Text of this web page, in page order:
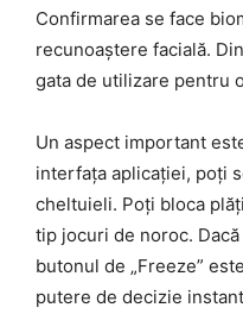
Confirmarea se face
recunoaștere facială.
gata de utilizare pentru
Un aspect important
interfața aplicației, poți
cheltuieli. Poți bloca
tip jocuri de noroc.
butonul de „Freeze”
putere de decizie